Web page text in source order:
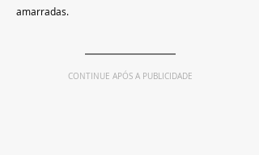
amarradas.
CONTINUE APÓS A PUBLICIDADE